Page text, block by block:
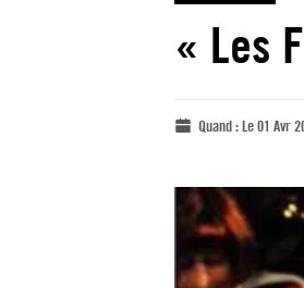
« Les
Quand :Le 01 Avr